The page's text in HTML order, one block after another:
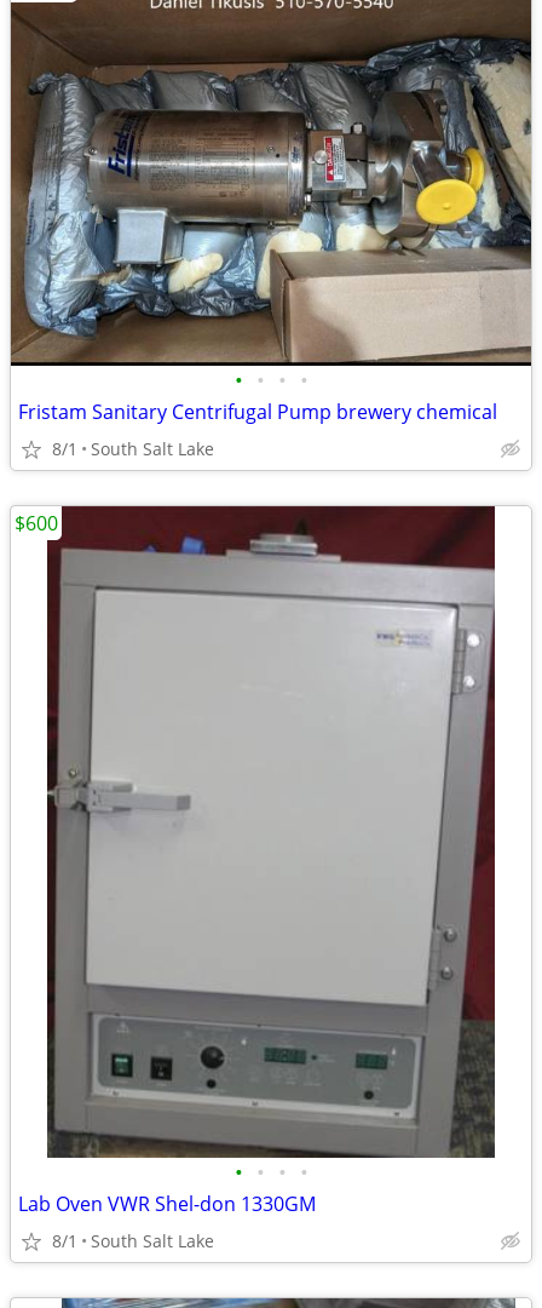
• • • •
Fristam Sanitary Centrifugal Pump brewery chemical
8/1 South Salt Lake
• • • •
Lab Oven VWR Shel-don 1330GM
8/1 South Salt Lake
$600